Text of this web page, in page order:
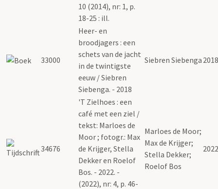
10 (2014), nr: 1, p.
18-25 : ill.
33000
Heer- en
broodjagers : een
schets van de jacht
in de twintigste
eeuw / Siebren
Siebenga. - 2018
Siebren Siebenga 2018
34676
'T Zielhoes : een
café met een ziel /
tekst: Marloes de
Moor ; fotogr.: Max
de Krijger, Stella
Dekker en Roelof
Bos. - 2022. -
(2022), nr: 4, p. 46-
Marloes de Moor;
Max de Krijger;
Stella Dekker;
Roelof Bos
2022